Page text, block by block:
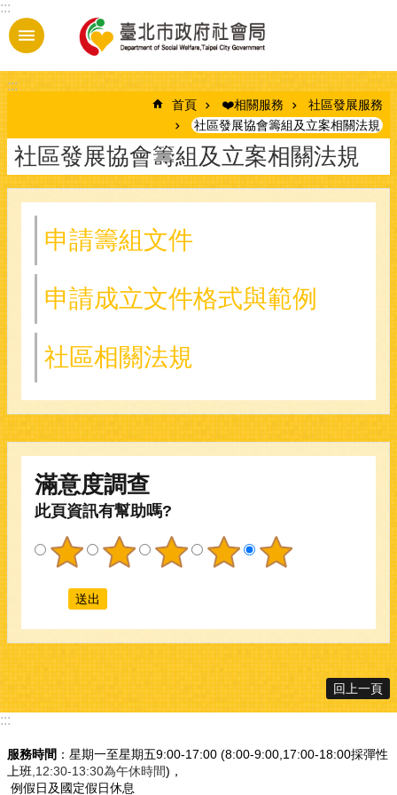
跳到主要內容區塊
:::
:::
首頁 ❤️相關服務
社區發展服務
社區發展協會籌組及立案相關法規
社區發展協會籌組及立案相關法規
申請籌組文件
申請成立文件格式與範例
社區相關法規
滿意度調查
此頁資訊有幫助嗎?
回上一頁
:::
服務時間 ：星期一至星期五9:00-17:00 (8:00-9:00,17:00-18:00採彈性
上班,12:30-13:30為午休時間)，
例假日及國定假日休息